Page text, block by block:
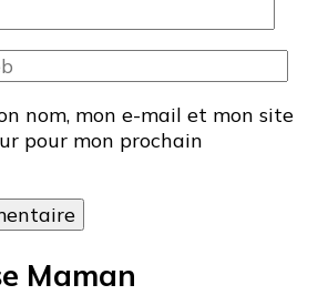
nom, mon e-mail et mon site
pour mon prochain
Maman